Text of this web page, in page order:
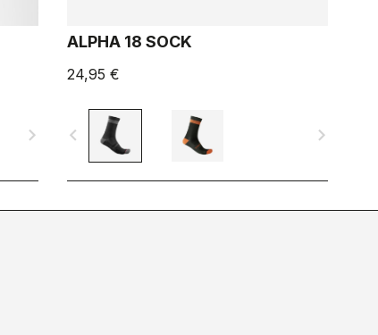
navigate_next
ALPHA 18 SOCK
24,95 €
navigate_before navigate_next